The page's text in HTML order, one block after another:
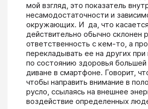
мой взгляд, это показатель
несамодостаточности и
окружающих. И  да, что
действительно обычно склонен
ответственность с кем-то, а
перекладывать ее на других
по состоянию здоровья
диване в смартфоне. Говорит,
чтобы направить внимание в
русло, ссылаясь на внешнее
воздействие определенных